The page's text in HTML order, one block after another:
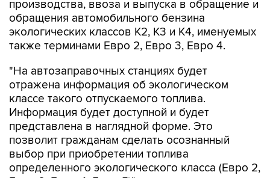
экологических классов К2, К3 и К4, именуемых
также терминами Евро 2, Евро 3, Евро 4.
"На автозаправочных станциях будет
классе такого отпускаемого топлива.
Информация будет доступной и будет
представлена в наглядной форме. Это
позволит гражданам сделать осознанный
выбор при приобретении топлива
определенного экологического класса (Евро 2,
Евро 3, Евро 4, Евро 5)", - подчеркивается в
сообщении.